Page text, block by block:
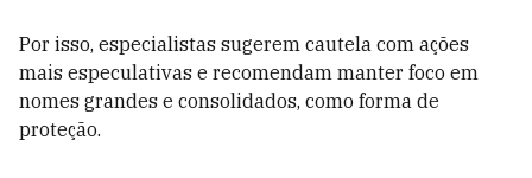
Por isso, especialistas sugerem cautela com ações
mais especulativas e recomendam manter foco em
nomes grandes e consolidados, como forma de
proteção.